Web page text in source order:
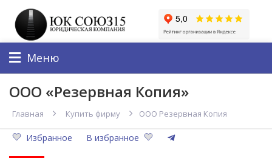
Меню
ООО «Резервная Копия»
Главная Купить фирму ООО Резервная Копия
Избранное В избранное